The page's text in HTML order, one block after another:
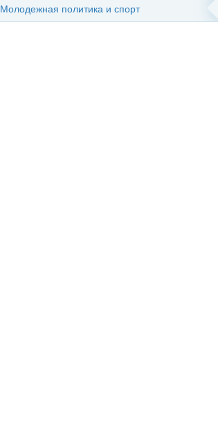
Молодежная политика и спорт